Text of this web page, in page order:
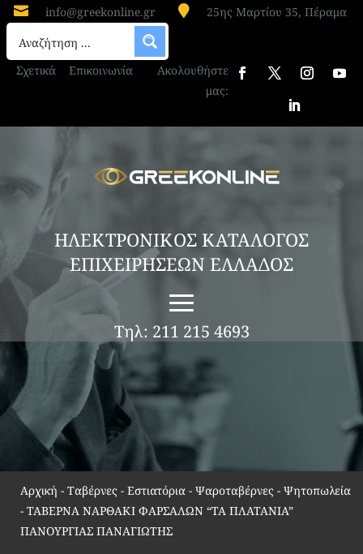
 info@greekonline.gr  25ης Μαρτίου 35, Πέραμα
Σχετικά Επικοινωνία
Ακολουθήστε
μας:
ΗΛΕΚΤΡΟΝΙΚΟΣ ΚΑΤΑΛΟΓΟΣ
ΕΠΙΧΕΙΡΗΣΕΩΝ ΕΛΛΑΔΟΣ
Τηλ: 211 215 4693
Αρχική - Ταβέρνες - Εστιατόρια - Ψαροταβέρνες - Ψητοπωλεία
- ΤΑΒΕΡΝΑ ΝΑΡΘΑΚΙ ΦΑΡΣΑΛΩΝ “ΤΑ ΠΛΑΤΑΝΙΑ”
ΠΑΝΟΥΡΓΙΑΣ ΠΑΝΑΓΙΩΤΗΣ